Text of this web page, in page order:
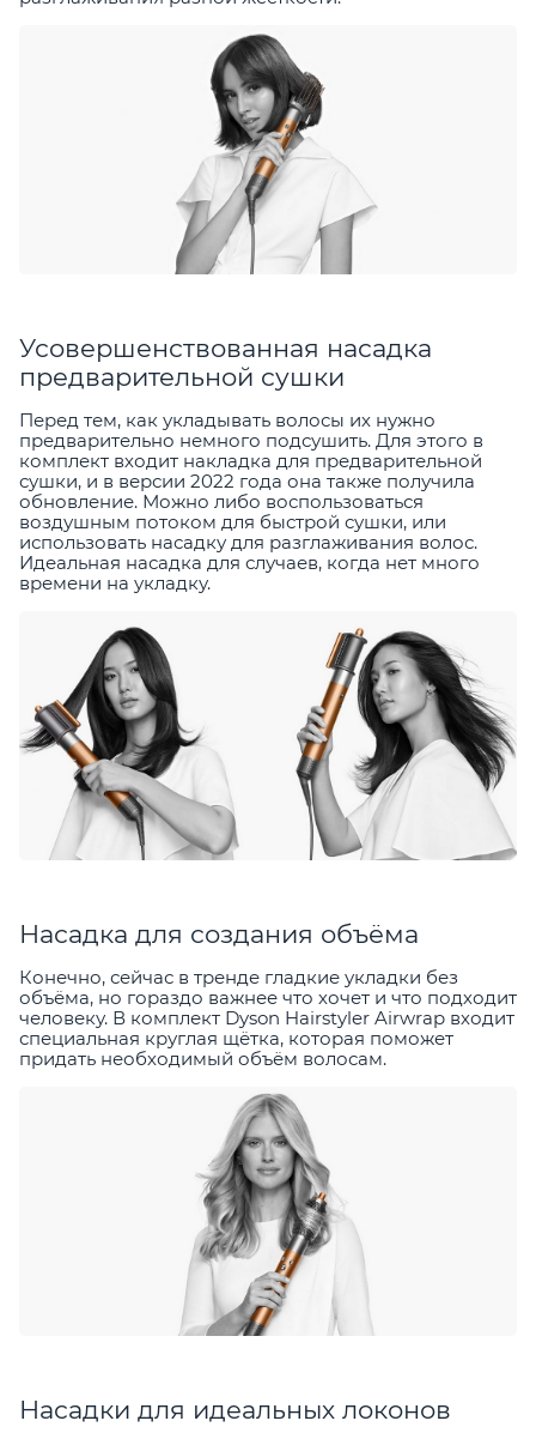
Усовершенствованная насадка
предварительной сушки
Перед тем, как укладывать волосы их нужно
предварительно немного подсушить. Для этого в
комплект входит накладка для предварительной
сушки, и в версии 2022 года она также получила
обновление. Можно либо воспользоваться
воздушным потоком для быстрой сушки, или
использовать насадку для разглаживания волос.
Идеальная насадка для случаев, когда нет много
времени на укладку.
Насадка для создания объёма
Конечно, сейчас в тренде гладкие укладки без
объёма, но гораздо важнее что хочет и что подходит
человеку. В комплект Dyson Hairstyler Airwrap входит
специальная круглая щётка, которая поможет
придать необходимый объём волосам.
Насадки для идеальных локонов